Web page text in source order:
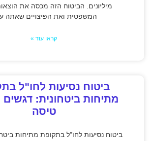
מיליונים. הביטוח הזה מכסה את
המשפטית ואת הפיצויים שאתה
קראו עוד »
ביטוח נסיעות לחו"ל
מתיחות ביטחונית: דגשים
טיסה
ביטוח נסיעות לחו"ל בתקופת מתיחות